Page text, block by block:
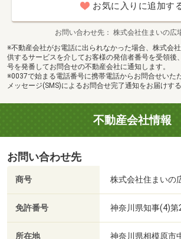
お気に入りに追加す
お問い合わせ先
株式会社住まいの広
※不動産会社がお電話に出られなかった場合、株式会
供するサービスを介してお客様の発信者番号を受領後
号を発番してお問合せの不動産会社に通知します。
※0037で始まる電話番号に携帯電話からお問合せいた
メッセージ(SMS)によるお問合せ完了通知をお届けす
不動産会社情報
お問い合わせ先
商号 株式会社住まいの
免許番号 神奈川県知事(4)第
所在地
神奈川県相模原市